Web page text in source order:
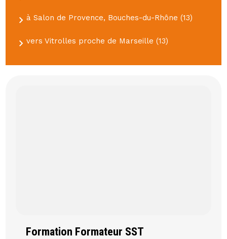
à Salon de Provence, Bouches-du-Rhône (13)
vers Vitrolles proche de Marseille (13)
Formation Formateur SST